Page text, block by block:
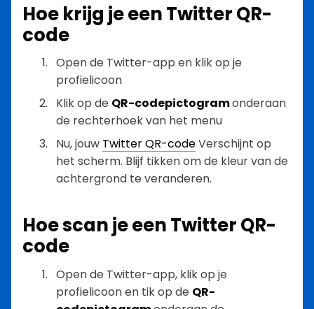
Hoe krijg je een Twitter QR-
code
Open de Twitter-app en klik op je
profielicoon
Klik op de QR-codepictogramonderaan
de rechterhoek van het menu
Nu, jouw Twitter QR-codeVerschijnt op
het scherm. Blijf tikken om de kleur van de
achtergrond te veranderen.
Hoe scan je een Twitter QR-
code
Open de Twitter-app, klik op je
profielicoon en tik op de QR-